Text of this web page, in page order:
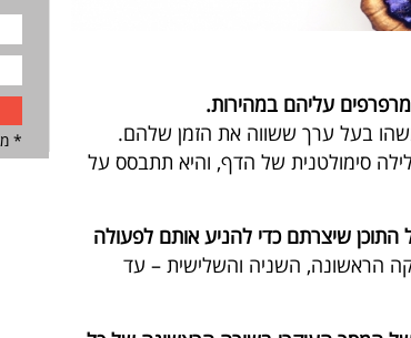
עליהם במהירות.
בעל ערך ששווה את הזמן שלהם.
סימולטנית של הדף, והיא תתבסס על
התוכן שיצרתם כדי להניע אותם לפעולה
הראשונה, השניה והשלישית – עד
*